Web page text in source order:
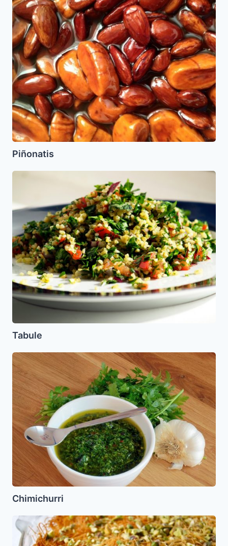
Piñonatis
Tabule
Chimichurri
Chimichurri
Knafeh